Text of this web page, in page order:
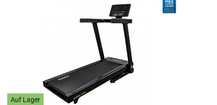
Auf Lager